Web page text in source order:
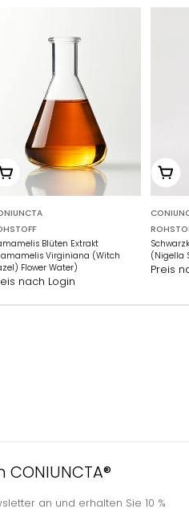
Sie Optionen
Blüten Extrakt
Virginiana (Witch
Flower Water)
nach Login
In
(Nigella
Preis
an und erhalten Sie 10 %